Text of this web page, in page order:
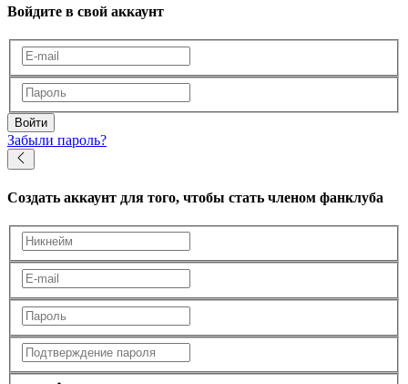
Войдите в свой аккаунт
Войти
Забыли пароль?
Создать аккаунт для того, чтобы стать членом фанклуба